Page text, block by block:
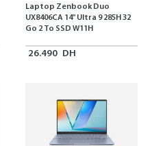
Laptop Zenbook Duo
UX8406CA 14'' Ultra 9 285H 32
Go 2 To SSD W11H
26.490 DH